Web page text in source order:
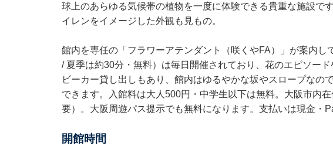
球上のあらゆる気候帯の植物を一度に体験できる貴重な施設で
イレンをイメージした外観も見もの。
館内を専任の「フラワーアテンダント（咲くやFA）」が案内し
/ 夏季は約30分・無料）は毎日開催されており、花のエピソー
ビーカー貸し出しもあり、館内はゆるやかな坂やスロープなの
できます。入館料は大人500円・中学生以下は無料。大阪市内
要）。大阪周遊パス提示でも無料になります。支払いは現金・
開館時間